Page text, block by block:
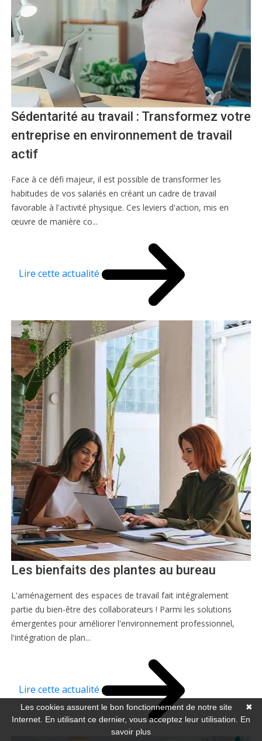
Sédentarité au travail : Transformez votre
entreprise en environnement de travail
actif
Face à ce défi majeur, il est possible de transformer les
habitudes de vos salariés en créant un cadre de travail
favorable à l'activité physique. Ces leviers d'action, mis en
œuvre de manière co...
Lire cette actualité
Les bienfaits des plantes au bureau
L'aménagement des espaces de travail fait intégralement
partie du bien-être des collaborateurs ! Parmi les solutions
émergentes pour améliorer l'environnement professionnel,
l'intégration de plan...
Lire cette actualité
✖
Les cookies assurent le bon fonctionnement de notre site
Internet. En utilisant ce dernier, vous acceptez leur utilisation. En
savoir plus